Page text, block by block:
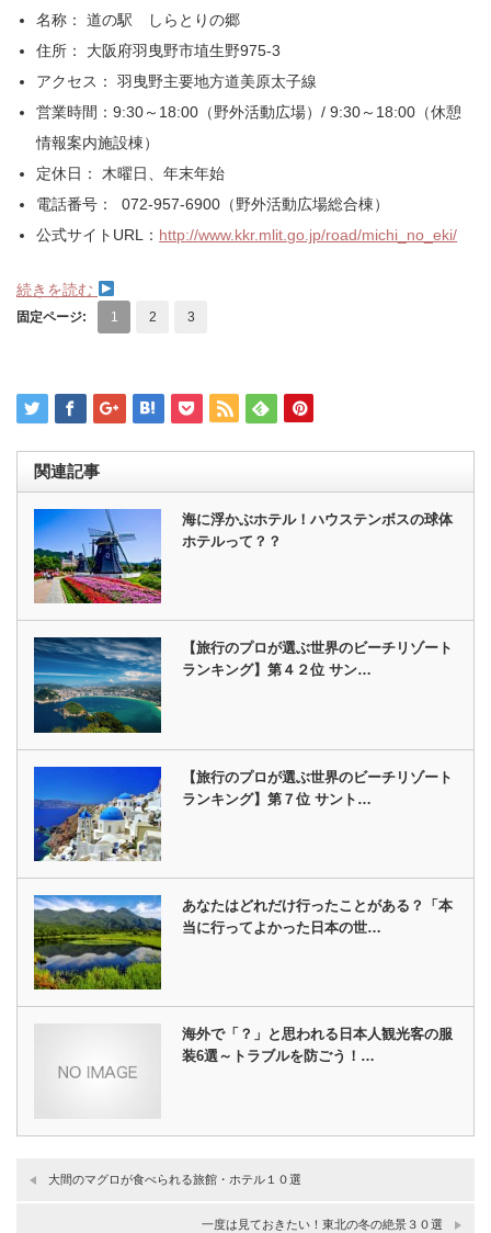
名称： 道の駅 しらとりの郷
住所： 大阪府羽曳野市埴生野975-3
アクセス： 羽曳野主要地方道美原太子線
営業時間：9:30～18:00（野外活動広場）/ 9:30～18:00（休憩
情報案内施設棟）
定休日： 木曜日、年末年始
電話番号： 072-957-6900（野外活動広場総合棟）
公式サイトURL： http://www.kkr.mlit.go.jp/road/michi_no_eki/
続きを読む
固定ページ: 1 2 3
関連記事
海に浮かぶホテル！ハウステンボスの球体
ホテルって？？
【旅行のプロが選ぶ世界のビーチリゾート
ランキング】第４２位 サン…
【旅行のプロが選ぶ世界のビーチリゾート
ランキング】第７位 サント…
あなたはどれだけ行ったことがある？「本
当に行ってよかった日本の世…
海外で「？」と思われる日本人観光客の服
装6選～トラブルを防ごう！…
大間のマグロが食べられる旅館・ホテル１０選
一度は見ておきたい！東北の冬の絶景３０選